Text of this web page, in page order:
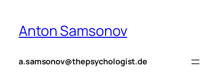
springen
Anton Samsonov
a.samsonov@thepsychologist.de